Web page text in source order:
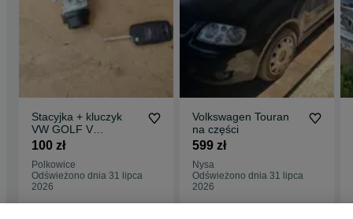
Stacyjka + kluczyk
VW GOLF V
1K0905851B
100 zł
Polkowice
Odświeżono dnia 31 lipca
2026
Volkswagen Touran
na części
599 zł
Nysa
Odświeżono dnia 31 lipca
2026